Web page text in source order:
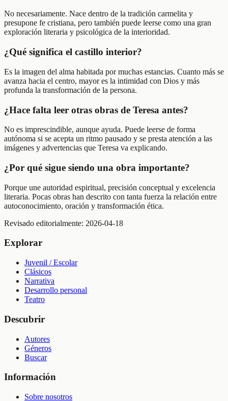
No necesariamente. Nace dentro de la tradición carmelita y
presupone fe cristiana, pero también puede leerse como una gran
exploración literaria y psicológica de la interioridad.
¿Qué significa el castillo interior?
Es la imagen del alma habitada por muchas estancias. Cuanto más se
avanza hacia el centro, mayor es la intimidad con Dios y más
profunda la transformación de la persona.
¿Hace falta leer otras obras de Teresa antes?
No es imprescindible, aunque ayuda. Puede leerse de forma
autónoma si se acepta un ritmo pausado y se presta atención a las
imágenes y advertencias que Teresa va explicando.
¿Por qué sigue siendo una obra importante?
Porque une autoridad espiritual, precisión conceptual y excelencia
literaria. Pocas obras han descrito con tanta fuerza la relación entre
autoconocimiento, oración y transformación ética.
Revisado editorialmente: 2026-04-18
Explorar
Juvenil / Escolar
Clásicos
Narrativa
Desarrollo personal
Teatro
Descubrir
Autores
Géneros
Buscar
Información
Sobre nosotros